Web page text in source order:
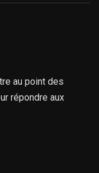
au point des
répondre aux